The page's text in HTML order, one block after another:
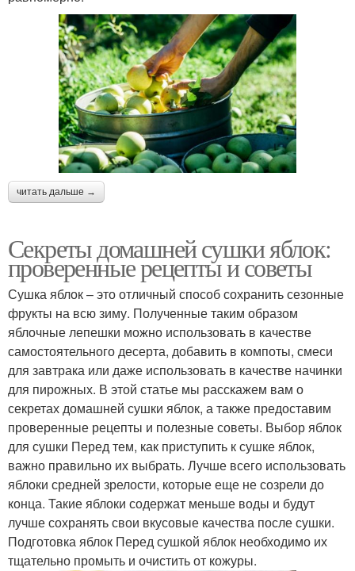
читать дальше →
Секреты домашней сушки яблок:
проверенные рецепты и советы
Сушка яблок – это отличный способ сохранить сезонные
фрукты на всю зиму. Полученные таким образом
яблочные лепешки можно использовать в качестве
самостоятельного десерта, добавить в компоты, смеси
для завтрака или даже использовать в качестве начинки
для пирожных. В этой статье мы расскажем вам о
секретах домашней сушки яблок, а также предоставим
проверенные рецепты и полезные советы. Выбор яблок
для сушки Перед тем, как приступить к сушке яблок,
важно правильно их выбрать. Лучше всего использовать
яблоки средней зрелости, которые еще не созрели до
конца. Такие яблоки содержат меньше воды и будут
лучше сохранять свои вкусовые качества после сушки.
Подготовка яблок Перед сушкой яблок необходимо их
тщательно промыть и очистить от кожуры.